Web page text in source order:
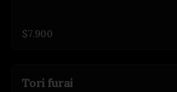
$7.900
Tori furai